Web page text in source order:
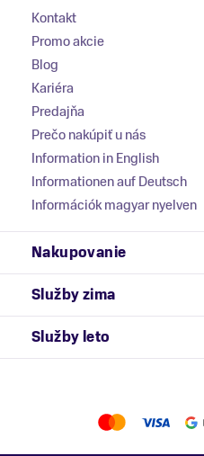
Kontakt
Promo akcie
Blog
Kariéra
Predajňa
Prečo nakúpiť u nás
Information in English
Informationen auf Deutsch
Információk magyar nyelven
Nakupovanie
Služby zima
Služby leto